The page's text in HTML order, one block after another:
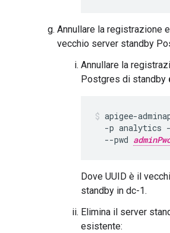
Annullare la registrazione
vecchio server standby
Annullare la
Postgres di standby
apigee-
-p analytics
  --pwd
Dove UUID è il
standby in dc-1.
Elimina il server
esistente: